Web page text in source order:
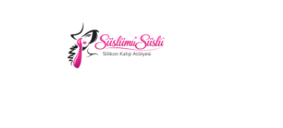
Güvenli Alışveriş •